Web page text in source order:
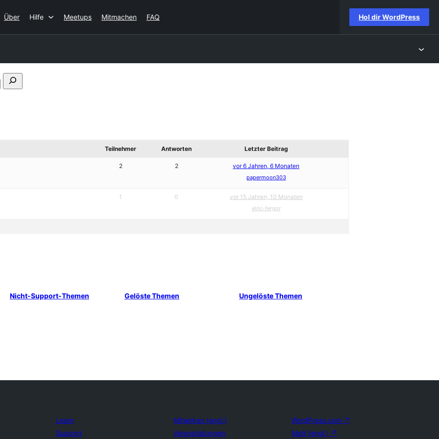
Über Hilfe Meetups Mitmachen FAQ Hol dir WordPress
Foren
Teilnehmer Antworten Letzter Beitrag
2 2 vor 6 Jahren, 6 Monaten
papermoon303
1 0 vor 15 Jahren, 10 Monaten
elric-fergor
Nicht-Support-Themen Gelöste Themen Ungelöste Themen
Learn
Support
Mitwirken (engl.)
Veranstaltungen
WordPress.com ↗
Matt (engl.) ↗